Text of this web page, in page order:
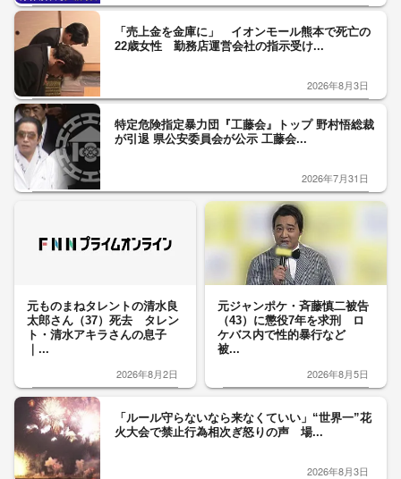
「売上金を金庫に」 イオンモール熊本で死亡の
22歳女性 勤務店運営会社の指示受け...
2026年8月3日
特定危険指定暴力団『工藤会』トップ 野村悟総裁
が引退 県公安委員会が公示 工藤会...
2026年7月31日
元ものまねタレントの清水良
太郎さん（37）死去 タレン
ト・清水アキラさんの息子
｜...
2026年8月2日
元ジャンポケ・斉藤慎二被告
（43）に懲役7年を求刑 ロ
ケバス内で性的暴行など
被...
2026年8月5日
「ルール守らないなら来なくていい」“世界一”花
火大会で禁止行為相次ぎ怒りの声 場...
2026年8月3日